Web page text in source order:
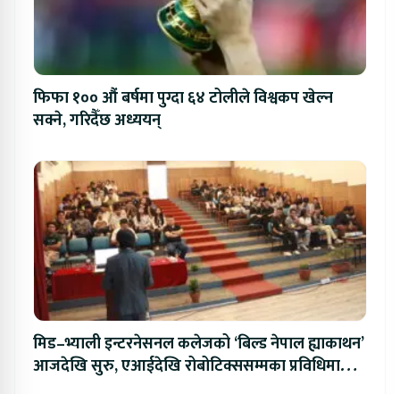
फिफा १०० औं बर्षमा पुग्दा ६४ टोलीले विश्वकप खेल्न
सक्ने, गरिदैँछ अध्ययन्
मिड–भ्याली इन्टरनेसनल कलेजको ‘बिल्ड नेपाल ह्याकाथन’
आजदेखि सुरु, एआईदेखि रोबोटिक्ससम्मका प्रविधिमा